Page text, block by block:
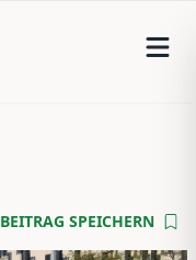
BEITRAG SPEICHERN